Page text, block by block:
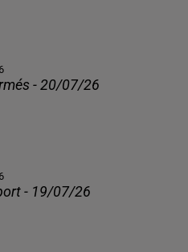
- 20/07/26
- 19/07/26